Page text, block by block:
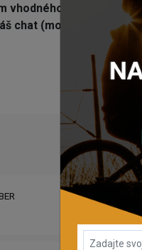
komponentu?
chat (modré tlačidlo